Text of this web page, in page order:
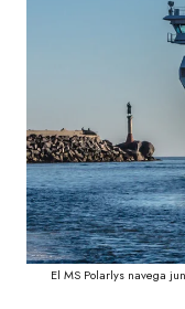
El MS Polarlys navega